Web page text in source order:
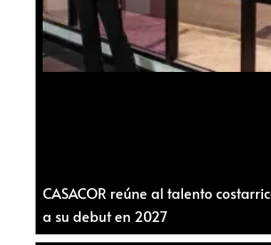
CASACOR reúne al talento
a su debut en 2027